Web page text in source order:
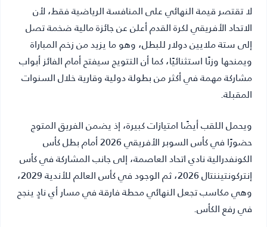
لا تقتصر قيمة النهائي على المنافسة الرياضية فقط، لأن
الاتحاد الأفريقي لكرة القدم أعلن عن جائزة مالية ضخمة تصل
إلى ستة ملايين دولار للبطل، وهو ما يزيد من زخم المباراة
ويمنحها وزنًا استثنائيًا، كما أن التتويج سيفتح أمام الفائز أبواب
مشاركة مهمة في أكثر من بطولة دولية وقارية خلال السنوات
المقبلة.
ويحمل اللقب أيضًا امتيازات كبيرة، إذ يضمن الفريق المتوج
حضورًا في كأس السوبر الأفريقي 2026 أمام بطل كأس
الكونفدرالية نادي اتحاد العاصمة، إلى جانب المشاركة في كأس
إنتركونتيننتال 2026، ثم الوجود في كأس العالم للأندية 2029،
وهي مكاسب تجعل النهائي محطة فارقة في مسار أي نادٍ ينجح
في رفع الكأس.